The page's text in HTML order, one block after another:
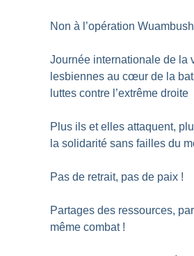
Non à l’opération
Journée internationale de la
lesbiennes au cœur de la
luttes contre l’extrême droite
Plus ils et elles attaquent,
la solidarité sans failles du
Pas de retrait, pas de paix !
Partages des ressources,
même combat !